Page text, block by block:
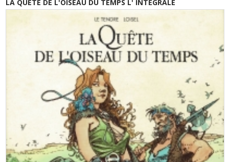
LA QUETE DE L'OISEAU DU TEMPS L' INTEGRALE